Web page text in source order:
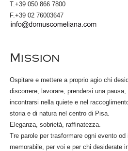
T.+39 050 866 7800
F.+39 02 76003647
Mission
Ospitare e mettere a proprio agio chi
discorrere, lavorare, prendersi una
incontrarsi nella quiete e nel
storia e di natura nel centro di Pisa.
Eleganza, sobrietà, raffinatezza.
Tre parole per trasformare ogni evento
memorabile, per voi e per chi desiderate